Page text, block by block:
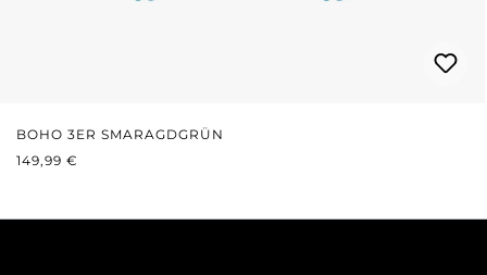
BOHO 3ER SMARAGDGRÜN
REGULÄRER PREIS:
149,99 €